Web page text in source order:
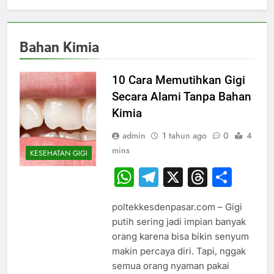
Bahan Kimia
KESEHATAN GIGI
10 Cara Memutihkan Gigi
Secara Alami Tanpa Bahan
Kimia
admin 1 tahun ago 0
4
mins
WhatsApp
Telegram
X
poltekkesdenpasar.com – Gigi
putih sering jadi impian banyak
orang karena bisa bikin senyum
makin percaya diri. Tapi, nggak
semua orang nyaman pakai